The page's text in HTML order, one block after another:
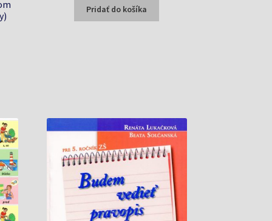
bola:
1,50 €.
je:
1,45 €.
Pridať do košíka